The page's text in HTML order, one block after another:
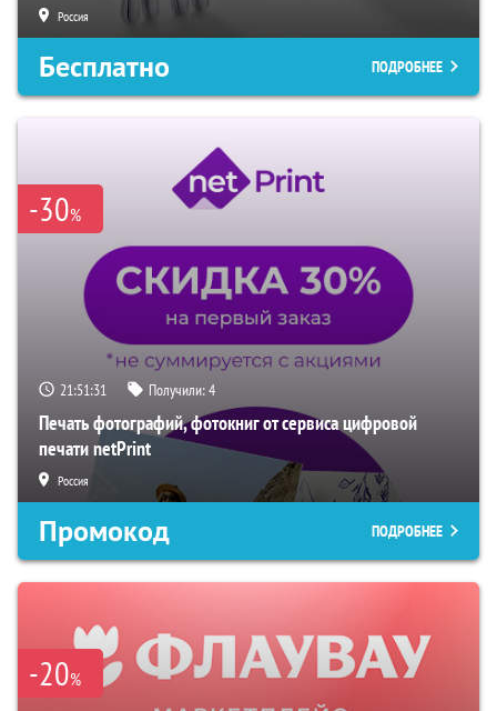
Россия
Бесплатно ПОДРОБНЕЕ
-30%
21:51:30 Получили:4
Печать фотографий, фотокниг от сервиса цифровой
печати netPrint
Россия
Промокод ПОДРОБНЕЕ
-20%